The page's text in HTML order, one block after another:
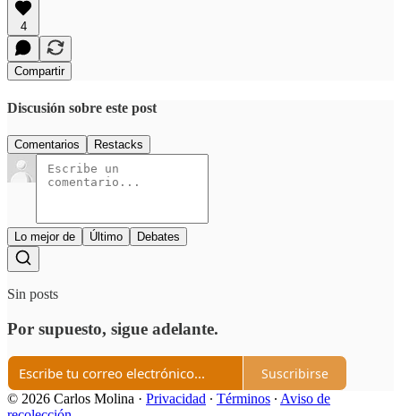
4
Compartir
Discusión sobre este post
Comentarios Restacks
Lo mejor de Último Debates
Sin posts
Por supuesto, sigue adelante.
Suscribirse
© 2026 Carlos Molina · Privacidad ∙ Términos ∙ Aviso de